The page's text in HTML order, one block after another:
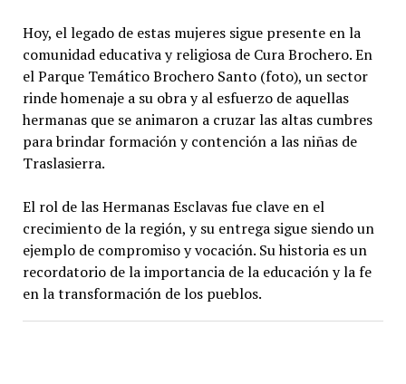
Hoy, el legado de estas mujeres sigue presente en la
comunidad educativa y religiosa de Cura Brochero. En
el Parque Temático Brochero Santo (foto), un sector
rinde homenaje a su obra y al esfuerzo de aquellas
hermanas que se animaron a cruzar las altas cumbres
para brindar formación y contención a las niñas de
Traslasierra.
El rol de las Hermanas Esclavas fue clave en el
crecimiento de la región, y su entrega sigue siendo un
ejemplo de compromiso y vocación. Su historia es un
recordatorio de la importancia de la educación y la fe
en la transformación de los pueblos.